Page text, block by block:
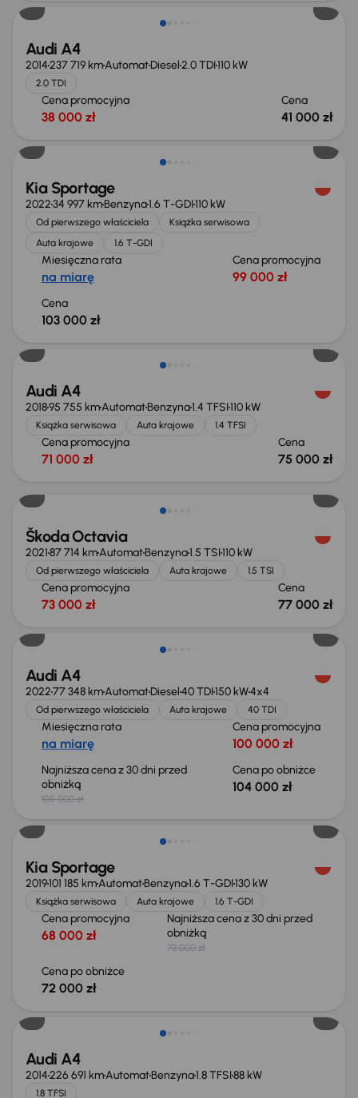
Audi A4
2014237 719 kmAutomatDiesel2.0 TDI110 kW
2.0 TDI
Cena promocyjna
38 000 zł
Cena
41 000 zł
Kia Sportage
202234 997 kmBenzyna1.6 T-GDI110 kW
Od pierwszego właściciela
Książka serwisowa
Auta krajowe
1.6 T-GDI
Miesięczna rata
na miarę
Cena promocyjna
99 000 zł
Cena
103 000 zł
Audi A4
201895 755 kmAutomatBenzyna1.4 TFSI110 kW
Książka serwisowa Auta krajowe 1.4 TFSI
Cena promocyjna
71 000 zł
Cena
75 000 zł
Škoda Octavia
202187 714 kmAutomatBenzyna1.5 TSI110 kW
Od pierwszego właściciela Auta krajowe 1.5 TSI
Cena promocyjna
73 000 zł
Cena
77 000 zł
Taniej o 1 000 zł
Audi A4
202277 348 kmAutomatDiesel40 TDI150 kW4x4
Od pierwszego właściciela Auta krajowe 40 TDI
Miesięczna rata
na miarę
Cena promocyjna
100 000 zł
Najniższa cena z 30 dni przed
obniżką
105 000 zł
Cena po obniżce
104 000 zł
Taniej o 1 000 zł
Kia Sportage
2019101 185 kmAutomatBenzyna1.6 T-GDI130 kW
Książka serwisowa Auta krajowe 1.6 T-GDI
Cena promocyjna
68 000 zł
Najniższa cena z 30 dni przed
obniżką
73 000 zł
Cena po obniżce
72 000 zł
Audi A4
2014226 691 kmAutomatBenzyna1.8 TFSI88 kW
1.8 TFSI